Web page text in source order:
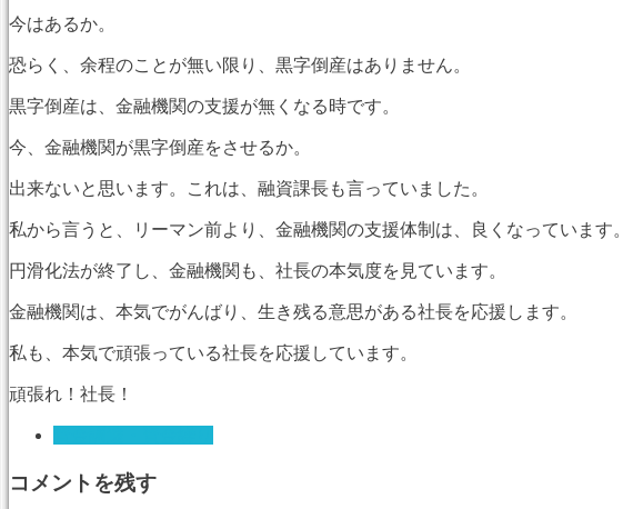
今はあるか。
恐らく、余程のことが無い限り、黒字倒産はありません。
黒字倒産は、金融機関の支援が無くなる時です。
今、金融機関が黒字倒産をさせるか。
出来ないと思います。これは、融資課長も言っていました。
私から言うと、リーマン前より、金融機関の支援体制は、良くなっています。
円滑化法が終了し、金融機関も、社長の本気度を見ています。
金融機関は、本気でがんばり、生き残る意思がある社長を応援します。
私も、本気で頑張っている社長を応援しています。
頑張れ！社長！
コメントを残す